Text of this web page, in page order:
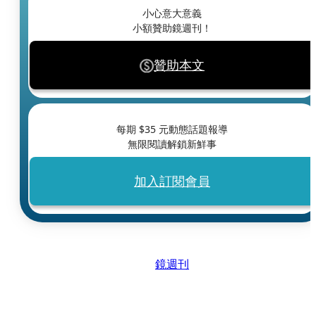
小心意大意義
小額贊助鏡週刊！
贊助本文
每期 $35 元動態話題報導
無限閱讀解鎖新鮮事
加入訂閱會員
鏡週刊